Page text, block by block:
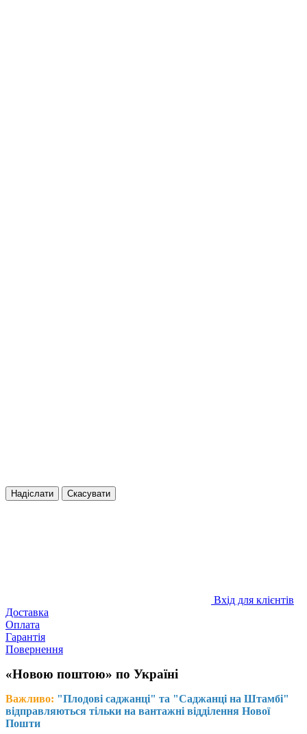
Надіслати Скасувати
Вхід для клієнтів
Доставка
Оплата
Гарантія
Повернення
«Новою поштою» по Україні
Важливо: "Плодові саджанці" та "Саджанці на Штамбі"
відправляються тільки на вантажні відділення Нової
Пошти